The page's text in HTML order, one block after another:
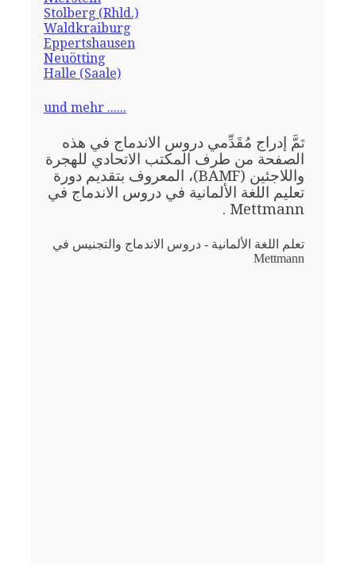
Stolberg (Rhld.)
Waldkraiburg
Eppertshausen
Neuötting
Halle (Saale)
und mehr ......
تَمَّ إدراج مُقَدِّمي دروس الاندماج في هذه
الصفحة من طرف المكتب الاتحادي للهجرة
واللاجئين (BAMF)، المعروف بتقديم دورة
تعليم اللغة الألمانية في دروس الاندماج في
Mettmann .
تعلم اللغة الألمانية - دروس الاندماج والتجنيس في
Mettmann